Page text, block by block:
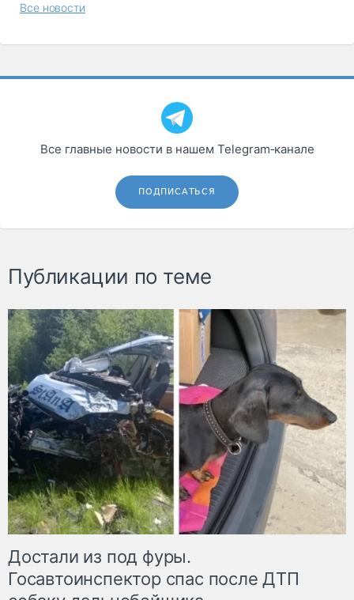
Все новости
Все главные новости в нашем Telegram‑канале
ПОДПИСАТЬСЯ
Публикации по теме
Достали из под фуры.
Госавтоинспектор спас после ДТП